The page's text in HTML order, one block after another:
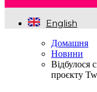
English
Домашня
Новини
Відбулося
проєкту